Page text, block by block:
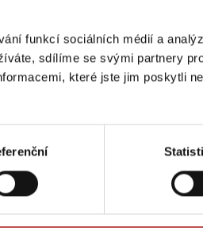
funkcí sociálních médií a
sdílíme se svými partnery
které jste jim poskytli